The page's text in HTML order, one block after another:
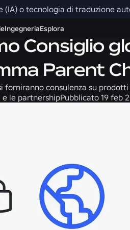
o tecnologia di traduzione
IngegneriaEsplora
Consiglio
Parent
forniranno consulenza su
e le partnershipPubblicato 19 feb